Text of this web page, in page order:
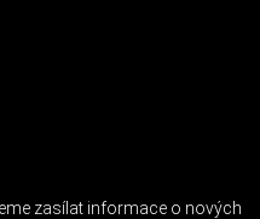
zasílat informace o nových